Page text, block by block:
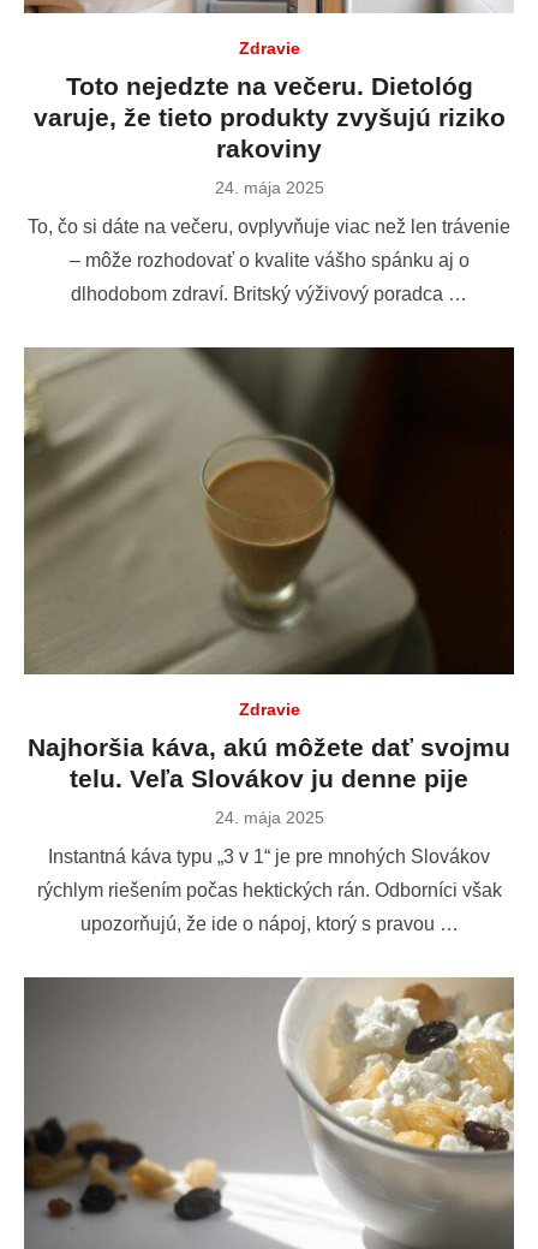
Zdravie
Toto nejedzte na večeru. Dietológ
varuje, že tieto produkty zvyšujú riziko
rakoviny
Publikované
24. mája 2025
To, čo si dáte na večeru, ovplyvňuje viac než len trávenie
– môže rozhodovať o kvalite vášho spánku aj o
dlhodobom zdraví. Britský výživový poradca …
Zdravie
Najhoršia káva, akú môžete dať svojmu
telu. Veľa Slovákov ju denne pije
Publikované
24. mája 2025
Instantná káva typu „3 v 1“ je pre mnohých Slovákov
rýchlym riešením počas hektických rán. Odborníci však
upozorňujú, že ide o nápoj, ktorý s pravou …